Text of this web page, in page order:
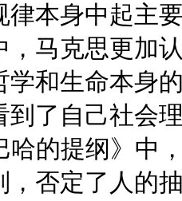
律本身中起主
，马克思更加
学和生命本身
到了自己社会
的提纲》中
，否定了人的